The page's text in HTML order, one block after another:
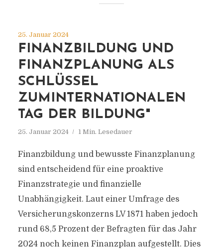
25. Januar 2024
FINANZBILDUNG UND
FINANZPLANUNG ALS
SCHLÜSSEL
ZUMINTERNATIONALEN
TAG DER BILDUNG"
25. Januar 2024 1 Min. Lesedauer
Finanzbildung und bewusste Finanzplanung
sind entscheidend für eine proaktive
Finanzstrategie und finanzielle
Unabhängigkeit. Laut einer Umfrage des
Versicherungskonzerns LV 1871 haben jedoch
rund 68,5 Prozent der Befragten für das Jahr
2024 noch keinen Finanzplan aufgestellt. Dies